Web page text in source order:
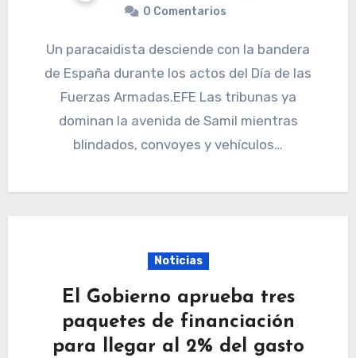
0 Comentarios
Un paracaidista desciende con la bandera
de España durante los actos del Día de las
Fuerzas Armadas.EFE Las tribunas ya
dominan la avenida de Samil mientras
blindados, convoyes y vehículos…
Noticias
El Gobierno aprueba tres
paquetes de financiación
para llegar al 2% del gasto